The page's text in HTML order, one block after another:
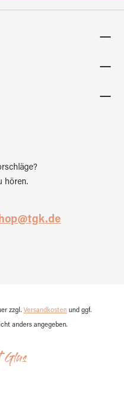
hören.
zzgl. Versandkosten und ggf.
anders angegeben.
Glas